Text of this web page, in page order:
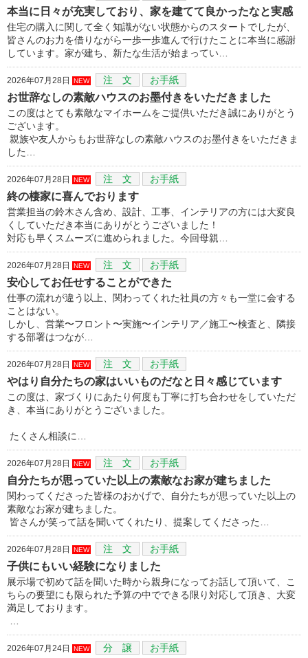
本当に日々が充実しており、家を建てて良かったなと実感
住宅の購入に関して全く知識がない状態からのスタートでしたが、
皆さんのお力を借りながら一歩一歩進んで行けたことに本当に感謝
しています。家が建ち、新たな生活が始まってい…
2026年07月28日 NEW 注 文 お手紙
お世辞なしの素敵ハウスのお墨付きをいただきました
この度はとても素敵なマイホームをご提供いただき誠にありがとう
ございます。
親族や友人からもお世辞なしの素敵ハウスのお墨付きをいただきま
した…
2026年07月28日 NEW 注 文 お手紙
終の棲家に喜んでおります
営業担当の鈴木さん含め、設計、工事、インテリアの方には大変良
くしていただき本当にありがとうございました！
対応も早くスムーズに進められました。今回母親…
2026年07月28日 NEW 注 文 お手紙
安心してお任せすることができた
仕事の流れが違う以上、関わってくれた社員の方々も一堂に会する
ことはない。
しかし、営業〜フロント〜実施〜インテリア／施工〜検査と、隣接
する部署はつなが…
2026年07月28日 NEW 注 文 お手紙
やはり自分たちの家はいいものだなと日々感じています
この度は、家づくりにあたり何度も丁寧に打ち合わせをしていただ
き、本当にありがとうございました。
たくさん相談に…
2026年07月28日 NEW 注 文 お手紙
自分たちが思っていた以上の素敵なお家が建ちました
関わってくださった皆様のおかげで、自分たちが思っていた以上の
素敵なお家が建ちました。
皆さんが笑って話を聞いてくれたり、提案してくださった…
2026年07月28日 NEW 注 文 お手紙
子供にもいい経験になりました
展示場で初めて話を聞いた時から親身になってお話して頂いて、こ
ちらの要望にも限られた予算の中でできる限り対応して頂き、大変
満足しております。
2026年07月24日 NEW 分 譲 お手紙